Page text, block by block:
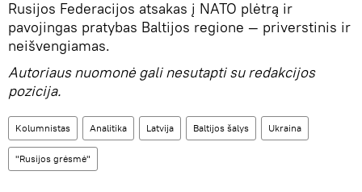
Rusijos Federacijos atsakas į NATO plėtrą ir
pavojingas pratybas Baltijos regione — priverstinis ir
neišvengiamas.
Autoriaus nuomonė gali nesutapti su redakcijos
pozicija.
Kolumnistas Analitika Latvija Baltijos šalys Ukraina
"Rusijos grėsmė"